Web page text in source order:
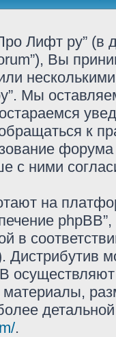
Лифт ру”
Вы
Мы
к
с ними
на
в
Дистрибутив
материалы,
.